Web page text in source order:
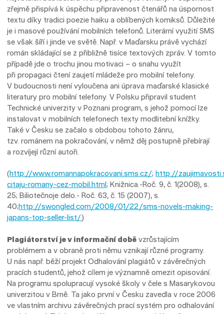
zřejmě přispívá k úspěchu připravenost čtenářů na úspornost
textu díky tradici poezie haiku a oblíbených komiksů. Důležité
je i masové používání mobilních telefonů. Literární využití SMS
se však šíří i jinde ve světě. Např. v Maďarsku právě vychází
román skládající se z přibližně tisíce textových zpráv. V tomto
případě jde o trochu jinou motivaci – o snahu využít
při propagaci čtení zaujetí mládeže pro mobilní telefony.
V budoucnosti není vyloučena ani úprava maďarské klasické
literatury pro mobilní telefony. V Polsku připravil student
Technické univerzity v Poznani program, s jehož pomocí lze
instalovat v mobilních telefonech texty modlitební knížky.
Také v Česku se začalo s obdobou tohoto žánru,
tzv. románem na pokračování, v němž děj postupně přebírají
a rozvíjejí různí autoři.
(http://www.romannapokracovani.sms.cz/;http://
citaju-romany-cez-mobil.html; Knižnica.-Roč. 9, č. 1(2008), s.
25; Biliotečnoje delo.- Roč. 63, č. 15 (2007), s.
40;http://swongled.com/2008/01/22/sms-novels-making-
japans-top-seller-list/)
Plagiátorství je v informační době vzrůstajícím
problémem a v obraně proti němu vznikají různé programy.
U nás např. běží projekt Odhalování plagiátů v závěrečných
pracích studentů, jehož cílem je významně omezit opisování.
Na programu spolupracují vysoké školy v čele s Masarykovou
univerzitou v Brně. Ta jako první v Česku zavedla v roce 2006
ve vlastním archivu závěrečných prací systém pro odhalování